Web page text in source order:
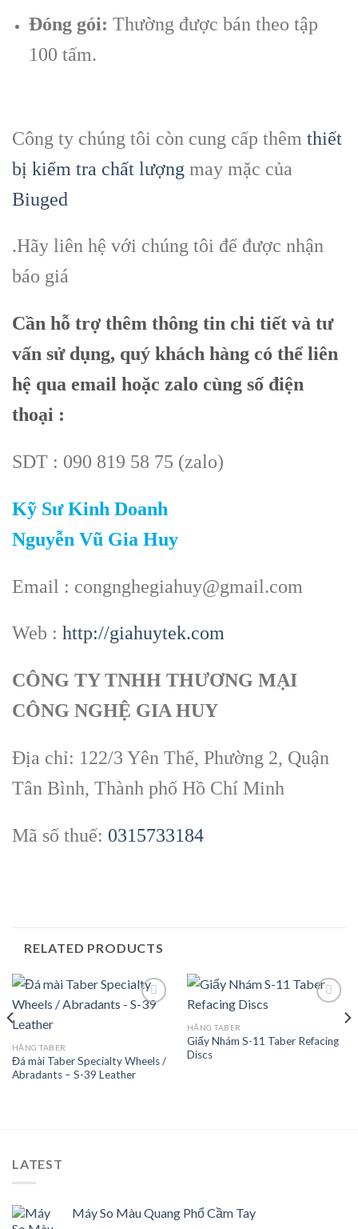
Đóng gói: Thường được bán theo tập
100 tấm.
Công ty chúng tôi còn cung cấp thêm thiết
bị kiểm tra chất lượng may mặc của
Biuged
.Hãy liên hệ với chúng tôi để được nhận
báo giá
Cần hỗ trợ thêm thông tin chi tiết và tư
vấn sử dụng, quý khách hàng có thể liên
hệ qua email hoặc zalo cùng số điện
thoại :
SDT : 090 819 58 75 (zalo)
Kỹ Sư Kinh Doanh
Nguyễn Vũ Gia Huy
Email : congnghegiahuy@gmail.com
Web : http://giahuytek.com
CÔNG TY TNHH THƯƠNG MẠI
CÔNG NGHỆ GIA HUY
Địa chỉ: 122/3 Yên Thế, Phường 2, Quận
Tân Bình, Thành phố Hồ Chí Minh
Mã số thuế: 0315733184
RELATED PRODUCTS
HÃNG TABER
Đá mài Taber Specialty Wheels /
Abradants – S-39 Leather
Add to
HÃNG TABER
Giấy Nhám S-11 Taber Refacing
Discs
LATEST
Máy So Màu Quang Phổ Cầm Tay